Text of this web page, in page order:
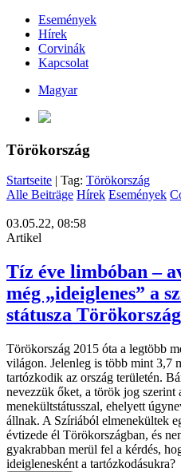
Események
Hírek
Corvinák
Kapcsolat
Magyar
Törökország
Startseite | Tag: Törökország
Alle Beiträge Hírek Események
03.05.22, 08:58
Artikel
Tíz éve limbóban –
még „ideiglenes” a
státusza
Törökország 2015 óta a legtöbb
világon. Jelenleg is több mint 3,7
tartózkodik az ország területén.
nevezzük őket, a török jog szerint
menekültstátusszal, ehelyett
állnak. A Szíriából elmenekültek
évtizede él Törökországban, és
gyakrabban merül fel a kérdés,
ideiglenesként a tartózkodásukra?